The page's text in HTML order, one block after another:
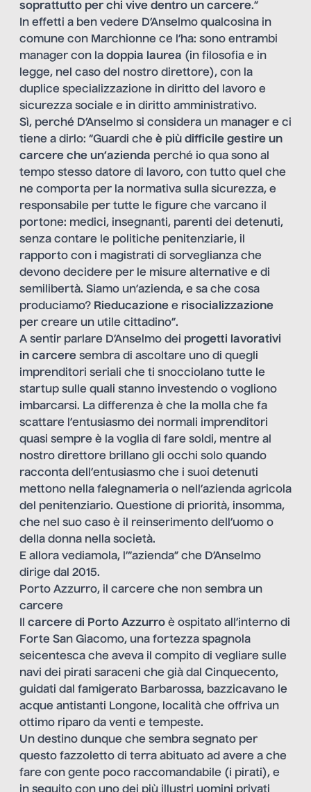
soprattutto per chi vive dentro un carcere.”
In effetti a ben vedere D’Anselmo qualcosina in
comune con Marchionne ce l’ha: sono entrambi
manager con la doppia laurea (in filosofia e in
legge, nel caso del nostro direttore), con la
duplice specializzazione in diritto del lavoro e
sicurezza sociale e in diritto amministrativo.
Sì, perché D’Anselmo si considera un manager e ci
tiene a dirlo: “Guardi che è più difficile gestire un
carcere che un’azienda perché io qua sono al
tempo stesso datore di lavoro, con tutto quel che
ne comporta per la normativa sulla sicurezza, e
responsabile per tutte le figure che varcano il
portone: medici, insegnanti, parenti dei detenuti,
senza contare le politiche penitenziarie, il
rapporto con i magistrati di sorveglianza che
devono decidere per le misure alternative e di
semilibertà. Siamo un’azienda, e sa che cosa
produciamo? Rieducazione e risocializzazione
per creare un utile cittadino”.
A sentir parlare D’Anselmo dei progetti lavorativi
in carcere sembra di ascoltare uno di quegli
imprenditori seriali che ti snocciolano tutte le
startup sulle quali stanno investendo o vogliono
imbarcarsi. La differenza è che la molla che fa
scattare l’entusiasmo dei normali imprenditori
quasi sempre è la voglia di fare soldi, mentre al
nostro direttore brillano gli occhi solo quando
racconta dell’entusiasmo che i suoi detenuti
mettono nella falegnameria o nell’azienda agricola
del penitenziario. Questione di priorità, insomma,
che nel suo caso è il reinserimento dell’uomo o
della donna nella società.
E allora vediamola, l’“azienda” che D’Anselmo
dirige dal 2015.
Porto Azzurro, il carcere che non sembra un
carcere
Il carcere di Porto Azzurro è ospitato all’interno di
Forte San Giacomo, una fortezza spagnola
seicentesca che aveva il compito di vegliare sulle
navi dei pirati saraceni che già dal Cinquecento,
guidati dal famigerato Barbarossa, bazzicavano le
acque antistanti Longone, località che offriva un
ottimo riparo da venti e tempeste.
Un destino dunque che sembra segnato per
questo fazzoletto di terra abituato ad avere a che
fare con gente poco raccomandabile (i pirati), e